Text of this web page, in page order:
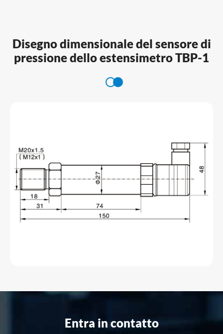
Disegno dimensionale del sensore di
pressione dello estensimetro TBP-1
Entra in contatto